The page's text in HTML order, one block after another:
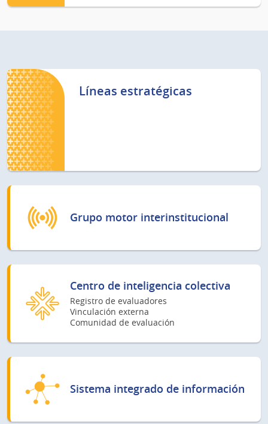
Líneas estratégicas
Grupo motor interinstitucional
Centro de inteligencia colectiva
Registro de evaluadores
Vinculación externa
Comunidad de evaluación
Sistema integrado de información